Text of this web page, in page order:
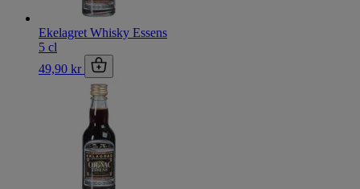
Ekelagret Whisky Essens
5 cl
49,90 kr